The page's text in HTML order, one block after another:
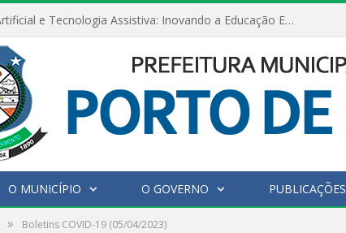
Inteligência Artificial e Tecnologia Assistiva: Inovando a Educação Especial e Inclusiva
O MUNICÍPIO O GOVERNO PUBLICAÇÕES
» Boletins COVID-19 (05/04/2023)